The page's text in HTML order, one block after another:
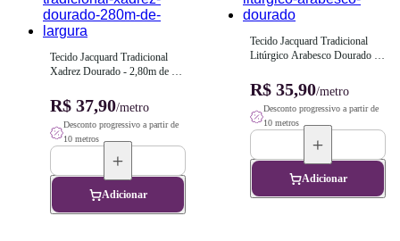
Tecido Jacquard Tradicional
Xadrez Dourado - 2,80m de
R$ 37,90/metro
Desconto progressivo a partir de
10 metros
Adicionar
Tecido Jacquard Tradicional
Litúrgico Arabesco Dourado -
R$ 35,90/metro
Desconto progressivo a partir de
10 metros
Adicionar